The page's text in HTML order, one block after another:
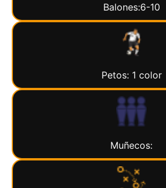
Balones:6-10
Petos: 1 color
Muñecos: